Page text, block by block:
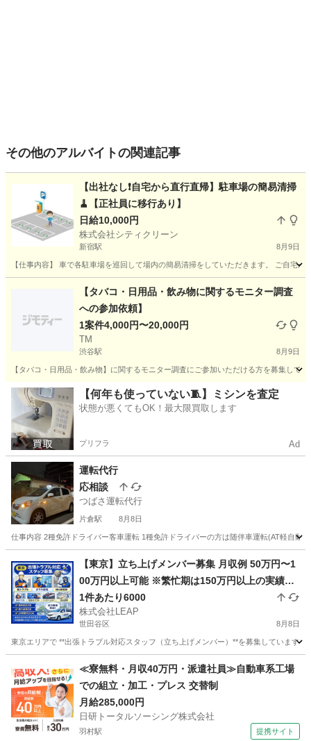
その他のアルバイトの関連記事
【出社なし❗️自宅から直行直帰】駐車場の簡易清掃
🧹【正社員に移行あり】
日給10,000円
株式会社シティクリーン
新宿駅 8月9日
【仕事内容】 車で各駐車場を巡回して場内の簡易清掃をしていただきます。 ご自宅
新宿駅 その他 社用車
【タバコ・日用品・飲み物に関するモニター調査
への参加依頼】
1案件4,000円〜20,000円
TM
渋谷駅 8月9日
【タバコ・日用品・飲み物】に関するモニター調査にご参加いただける方を募集し
東京 渋谷区 渋谷駅 その他 モニター
【何年も使っていない🧵】ミシンを査定
状態が悪くてもOK！最大限買取します
プリフラ Ad
運転代行
応相談
つばさ運転代行
片倉駅 8月8日
仕事内容 2種免許ドライバー客車運転 1種免許ドライバーの方は随伴車運転(AT軽自
片倉駅 その他 時給
【東京】立ち上げメンバー募集 月収例 50万円〜1
00万円以上可能 ※繁忙期は150万円以上の実績あ
り 完全出来高制 1件あたり平均6000円 1日2〜7件
程度の対応 日収目安：12000円〜42000円
1件あたり6000
株式会社LEAP
世田谷区 8月8日
東京エリアで **出張トラブル対応スタッフ（立ち上げメンバー）**を募集しています
その他 スタッフ
≪寮無料・月収40万円・派遣社員≫自動車系工場
での組立・加工・プレス 交替制
月給285,000円
日研トータルソーシング株式会社
羽村駅 提携サイト